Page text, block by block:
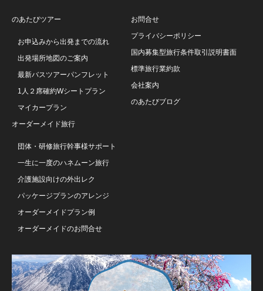
のあたびツアー
お申込みから出発までの流れ
出発場所地図のご案内
最新バスツアーパンフレット
1人２席確約Wシートプラン
マイカープラン
オーダーメイド旅行
団体・研修旅行幹事様サポート
一生に一度のハネムーン旅行
介護施設向けの外出レク
パッケージプランのアレンジ
オーダーメイドプラン例
オーダーメイドのお問合せ
お問合せ
プライバシーポリシー
国内募集型旅行条件取引説明書面
標準旅行業約款
会社案内
のあたびブログ